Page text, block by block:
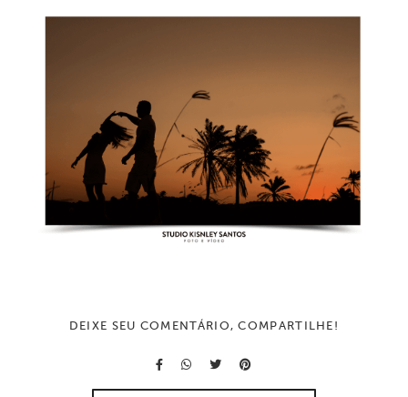
DEIXE SEU COMENTÁRIO, COMPARTILHE!